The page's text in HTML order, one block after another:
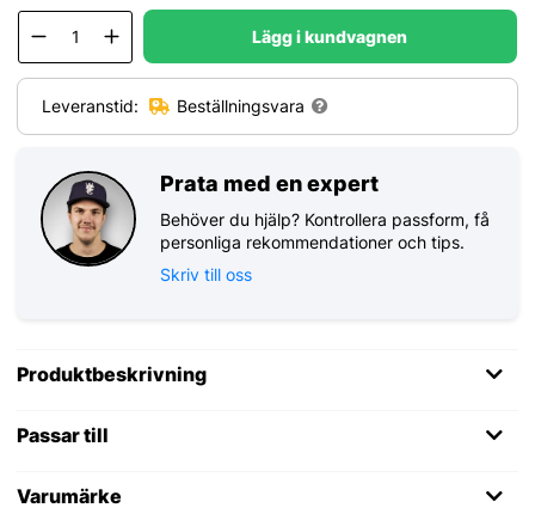
Lägg i kundvagnen
Leveranstid: Beställningsvara
Prata med en expert
Behöver du hjälp? Kontrollera passform, få
personliga rekommendationer och tips.
Skriv till oss
Produktbeskrivning
Passar till
Varumärke